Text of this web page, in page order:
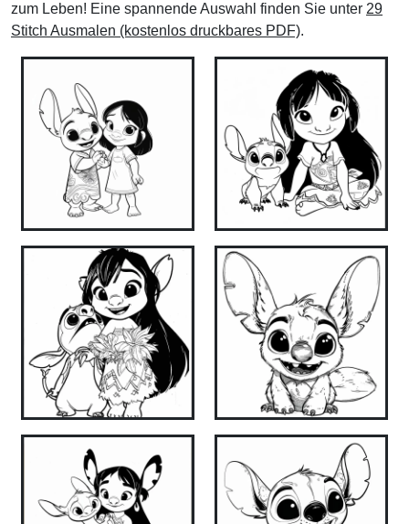
zum Leben! Eine spannende Auswahl finden Sie unter 29
Stitch Ausmalen (kostenlos druckbares PDF).